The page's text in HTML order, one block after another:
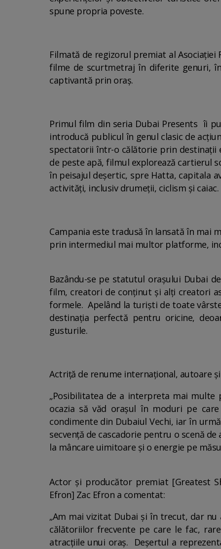
spune propria poveste.
Filmată de regizorul premiat al Asociației
filme de scurtmetraj în diferite genuri,
captivantă prin oraș.
Primul film din seria Dubai Presents îi
introducă publicul în genul clasic de
spectatorii într-o călătorie prin destinații
de peste apă, filmul explorează cartierul
în peisajul deșertic, spre Hatta, capitala
activități, inclusiv drumeții, ciclism și caiac.
Campania este tradusă în lansată în mai
prin intermediul mai multor platforme,
Bazându-se pe statutul orașului Dubai
film, creatori de conținut și alți creatori
formele. Apelând la turiști de toate
destinația perfectă pentru oricine,
gusturile.
Actriță de renume internațional, autoare
„Posibilitatea de a interpreta mai
ocazia să văd orașul în moduri pe
condimente din Dubaiul Vechi, iar în
secvență de cascadorie pentru o scenă
la mâncare uimitoare și o energie pe
Actor și producător premiat [Greatest
Efron] Zac Efron a comentat:
„Am mai vizitat Dubai și în trecut, dar
călătoriilor frecvente pe care le fac,
atracțiile unui oraș. Deșertul a